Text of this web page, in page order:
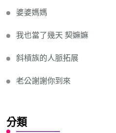
婆婆媽媽
我也當了幾天 契嫲嫲
斜槓族的人脈拓展
老公謝謝你到來
分類